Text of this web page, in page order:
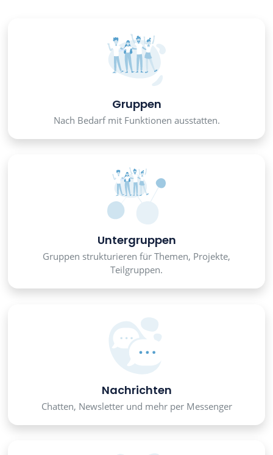
Gruppen
Nach Bedarf mit Funktionen ausstatten.
Untergruppen
Gruppen strukturieren für Themen, Projekte,
Teilgruppen.
Nachrichten
Chatten, Newsletter und mehr per Messenger